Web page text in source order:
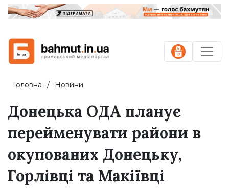
Головна Новини
Донецька ОДА планує
перейменувати райони в
окупованих Донецьку,
Горлівці та Макіївці